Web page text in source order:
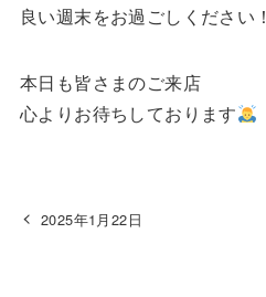
良い週末をお過ごしください！
本日も皆さまのご来店
心よりお待ちしております
2025年1月22日